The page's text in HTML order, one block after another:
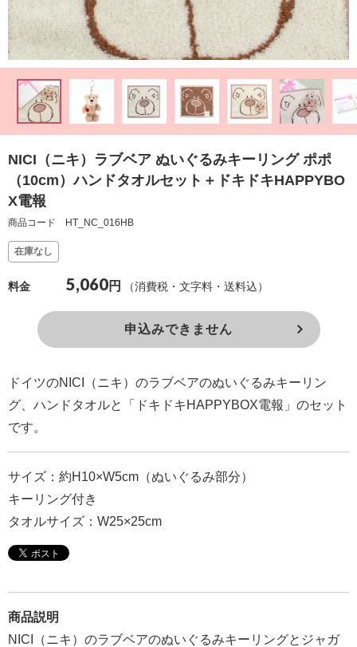
注
文
内
容
の
ご
認
会
方）
利
イ
電
報
マ
ア
Q&A
NICI（ニキ）ラブベア ぬいぐるみキーリング ポポ
（10cm）ハンドタオルセット＋ドキドキHAPPYBO
X電報
商品コード HT_NC_016HB
在庫なし
料金 5,060円 （消費税・文字料・送料込）
申込みできません
ドイツのNICI（ニキ）のラブベアのぬいぐるみキーリン
グ、ハンドタオルと「ドキドキHAPPYBOX電報」のセット
です。
サイズ：約H10×W5cm（ぬいぐるみ部分）
キーリング付き
タオルサイズ：W25×25cm
商品説明
NICI（ニキ）のラブベアのぬいぐるみキーリングとジャガ